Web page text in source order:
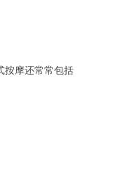
按摩还常常包括